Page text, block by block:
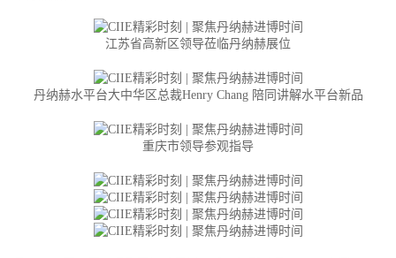
江苏省高新区领导莅临丹纳赫展位
丹纳赫水平台大中华区总裁Henry Chang 陪同讲解水平台新品
重庆市领导参观指导